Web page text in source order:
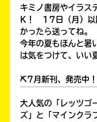
キミノ書房やイラス
K！ 17日（月）以
かったら送ってね。
今年の夏もほんと暑
は気をつけて、いい
⛏7月新刊、発売中！
大人気の「レッツゴ
ズ」と「マインクラ